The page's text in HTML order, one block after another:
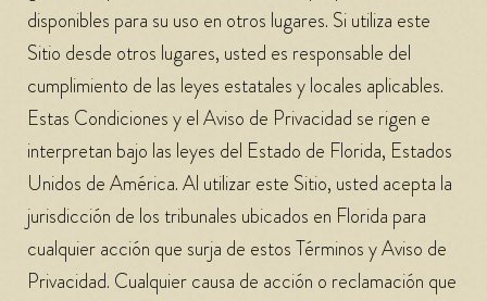
disponibles para su uso en otros lugares. Si utiliza este
Sitio desde otros lugares, usted es responsable del
cumplimiento de las leyes estatales y locales aplicables.
Estas Condiciones y el Aviso de Privacidad se rigen e
interpretan bajo las leyes del Estado de Florida, Estados
Unidos de América. Al utilizar este Sitio, usted acepta la
jurisdicción de los tribunales ubicados en Florida para
cualquier acción que surja de estos Términos y Aviso de
Privacidad. Cualquier causa de acción o reclamación que